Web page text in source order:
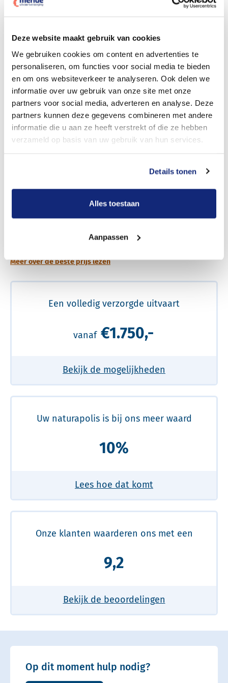
Deze website maakt gebruik van cookies
We gebruiken cookies om content en advertenties te
personaliseren, om functies voor social media te bieden
en om ons websiteverkeer te analyseren. Ook delen we
informatie over uw gebruik van onze site met onze
partners voor social media, adverteren en analyse. Deze
partners kunnen deze gegevens combineren met andere
informatie die u aan ze heeft verstrekt of die ze hebben
verzameld op basis van uw gebruik van hun services.
Details tonen
Alles toestaan
Aanpassen
Dit kost een crematie
Bekijk tarieven voor begrafenis
Meer over de beste prijs lezen
Een volledig verzorgde uitvaart
vanaf €1.750,-
Bekijk de mogelijkheden
Uw naturapolis is bij ons meer waard
10%
Lees hoe dat komt
Onze klanten waarderen ons met een
9,2
Bekijk de beoordelingen
Op dit moment hulp nodig?